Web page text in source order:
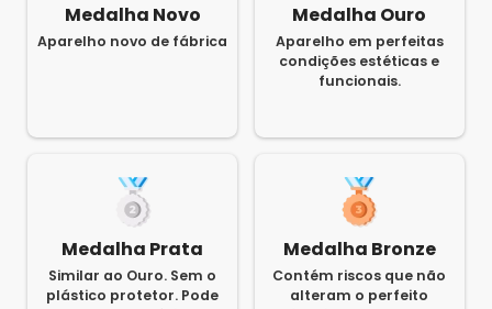
Medalha Novo
Aparelho novo de fábrica
Medalha Ouro
Aparelho em perfeitas
condições estéticas e
funcionais.
Medalha Prata
Similar ao Ouro. Sem o
plástico protetor. Pode
Medalha Bronze
Contém riscos que não
alteram o perfeito